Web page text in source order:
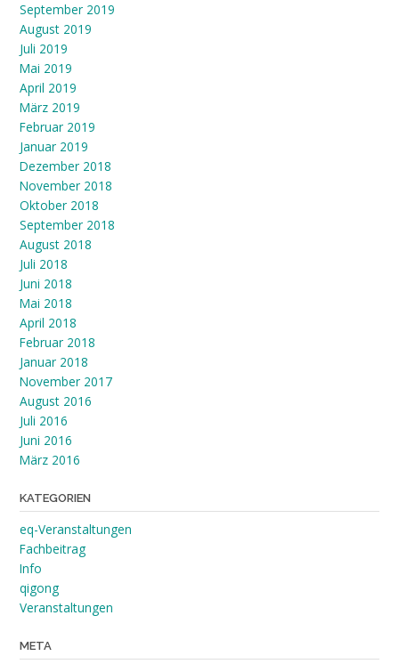
September 2019
August 2019
Juli 2019
Mai 2019
April 2019
März 2019
Februar 2019
Januar 2019
Dezember 2018
November 2018
Oktober 2018
September 2018
August 2018
Juli 2018
Juni 2018
Mai 2018
April 2018
Februar 2018
Januar 2018
November 2017
August 2016
Juli 2016
Juni 2016
März 2016
KATEGORIEN
eq-Veranstaltungen
Fachbeitrag
Info
qigong
Veranstaltungen
META